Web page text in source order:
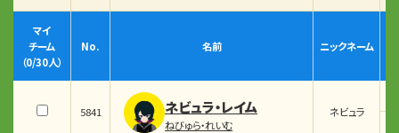
マイ
チーム
（0/30人）
No. 名前 ニックネーム
5841 ネビュラ・レイム
ねびゅら・れいむ
ネビュラ